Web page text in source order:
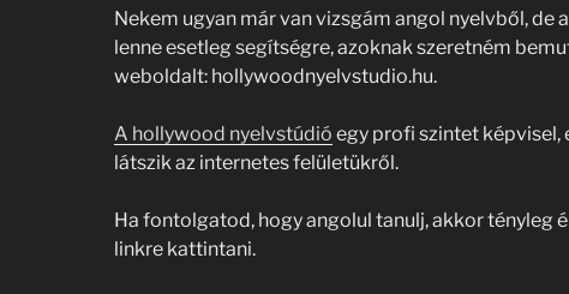
Nekem ugyan már van vizsgám angol nyelvből, de
lenne esetleg segítségre, azoknak szeretném
weboldalt: hollywoodnyelvstudio.hu.
A hollywood nyelvstúdió egy profi szintet képvisel,
látszik az internetes felületükről.
Ha fontolgatod, hogy angolul tanulj, akkor tényleg
linkre kattintani.